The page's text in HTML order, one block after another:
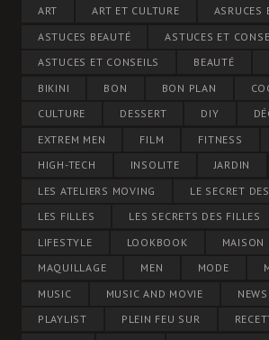
ART ART ET CULTURE
ASRUCES
ASTUCES BEAUTÉ
ASTUCES ET
ASTUCES ET CONSEILS
BEAUTÉ
BIKINI
BON BON PLAN
CULTURE
DESSERT DIY
EXTREM MEN
FILM FITNESS
HIGH-TECH
INSOLITE
JARDIN
LES ATELIERS MOVING
LE SECRET
LES FILLES
LES SECRETS DES FILLES
LIFESTYLE
LOOKBOOK MAISON
MAQUILLAGE
MEN MODE
MUSIC
MUSIC AND MOVIE NEWS
PLAYLIST
PLEIN FEU SUR